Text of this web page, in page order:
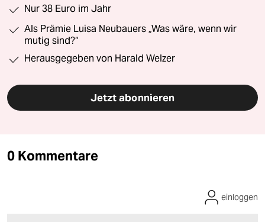
Nur 38 Euro im Jahr
Als Prämie Luisa Neubauers „Was wäre, wenn wir
mutig sind?“
Herausgegeben von Harald Welzer
Jetzt abonnieren
0 Kommentare
einloggen